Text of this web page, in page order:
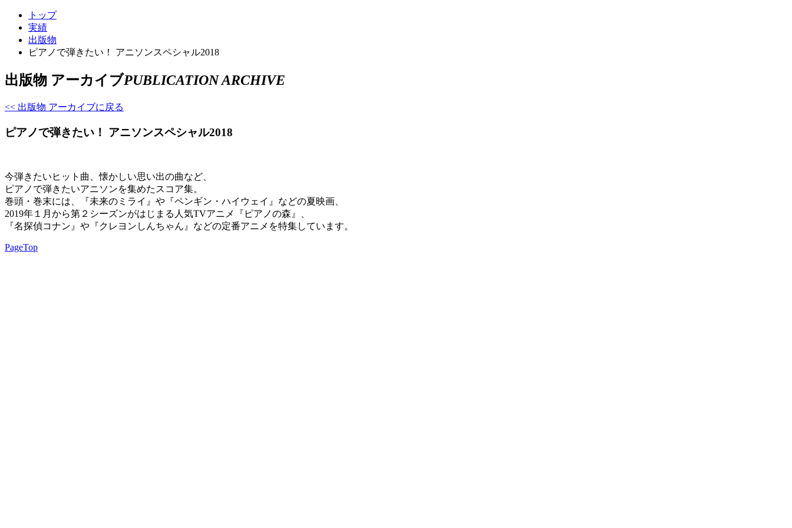
トップ
実績
出版物
ピアノで弾きたい！ アニソンスペシャル2018
出版物 アーカイブPUBLICATION ARCHIVE
<< 出版物 アーカイブに戻る
ピアノで弾きたい！ アニソンスペシャル2018
今弾きたいヒット曲、懐かしい思い出の曲など、
ピアノで弾きたいアニソンを集めたスコア集。
巻頭・巻末には、『未来のミライ』や『ペンギン・ハイウェイ』などの夏映画、
2019年１月から第２シーズンがはじまる人気TVアニメ『ピアノの森』、
『名探偵コナン』や『クレヨンしんちゃん』などの定番アニメを特集しています。
PageTop